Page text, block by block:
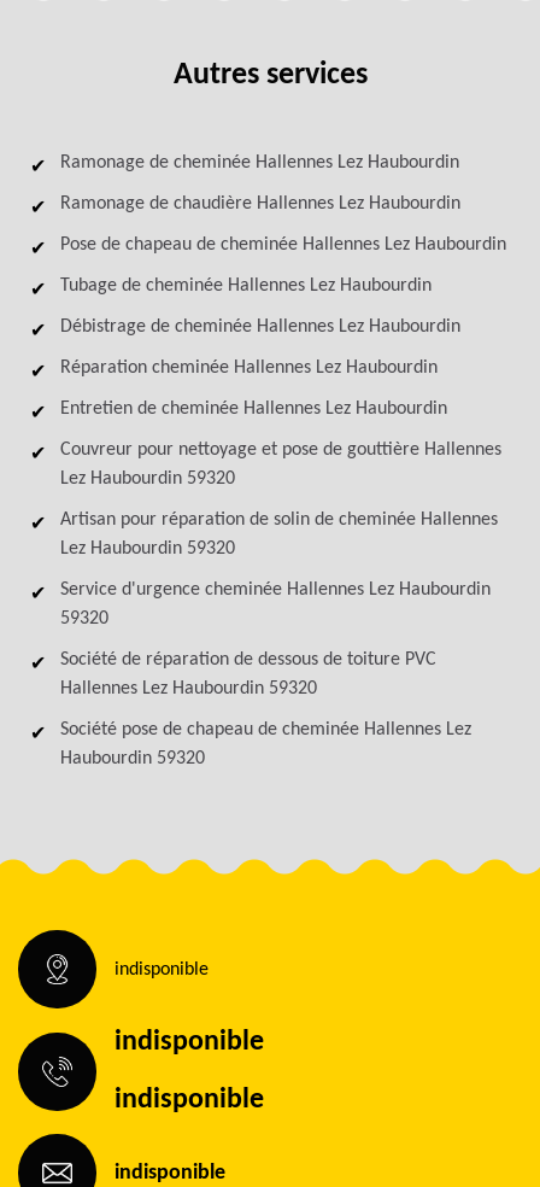
Autres services
Ramonage de cheminée Hallennes Lez Haubourdin
Ramonage de chaudière Hallennes Lez Haubourdin
Pose de chapeau de cheminée Hallennes Lez Haubourdin
Tubage de cheminée Hallennes Lez Haubourdin
Débistrage de cheminée Hallennes Lez Haubourdin
Réparation cheminée Hallennes Lez Haubourdin
Entretien de cheminée Hallennes Lez Haubourdin
Couvreur pour nettoyage et pose de gouttière Hallennes
Lez Haubourdin 59320
Artisan pour réparation de solin de cheminée Hallennes
Lez Haubourdin 59320
Service d'urgence cheminée Hallennes Lez Haubourdin
59320
Société de réparation de dessous de toiture PVC
Hallennes Lez Haubourdin 59320
Société pose de chapeau de cheminée Hallennes Lez
Haubourdin 59320
indisponible
indisponible
indisponible
indisponible